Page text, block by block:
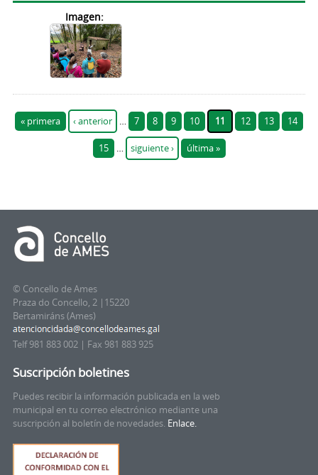
Imagen:
Páginas
« primera ‹ anterior … 7 8 9 10 11 12 13 14
15 … siguiente › última »
© Concello de Ames
Praza do Concello, 2 |15220
Bertamiráns (Ames)
Telf 981 883 002 | Fax 981 883 925
Suscripción boletines
Puedes recibir la información publicada en la web
municipal en tu correo electrónico mediante una
suscripción al boletín de novedades. Enlace.